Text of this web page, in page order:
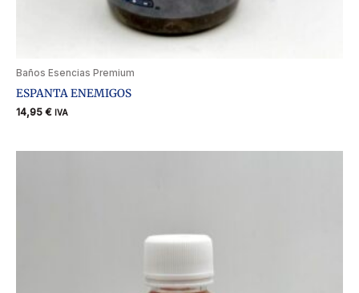
Baños Esencias Premium
ESPANTA ENEMIGOS
14,95 € IVA